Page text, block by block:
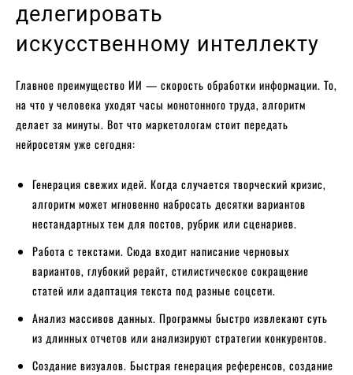
делегировать
искусственному интеллекту
Главное преимущество ИИ — скорость обработки информации. То,
на что у человека уходят часы монотонного труда, алгоритм
делает за минуты. Вот что маркетологам стоит передать
нейросетям уже сегодня:
Генерация свежих идей. Когда случается творческий кризис,
алгоритм может мгновенно набросать десятки вариантов
нестандартных тем для постов, рубрик или сценариев.
Работа с текстами. Сюда входит написание черновых
вариантов, глубокий рерайт, стилистическое сокращение
статей или адаптация текста под разные соцсети.
Анализ массивов данных. Программы быстро извлекают суть
из длинных отчетов или анализируют стратегии конкурентов.
Создание визуалов. Быстрая генерация референсов, создание